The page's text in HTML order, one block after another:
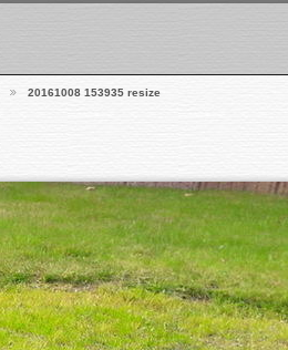
20161008 153935 resize